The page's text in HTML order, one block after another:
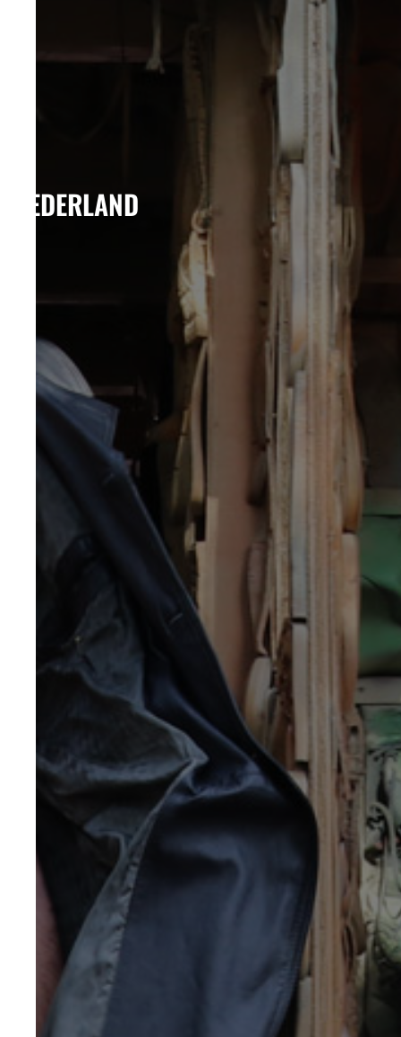
NEDERLAND